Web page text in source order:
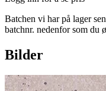
Batchen vi har på lager
batchnr. nedenfor som du
Bilder